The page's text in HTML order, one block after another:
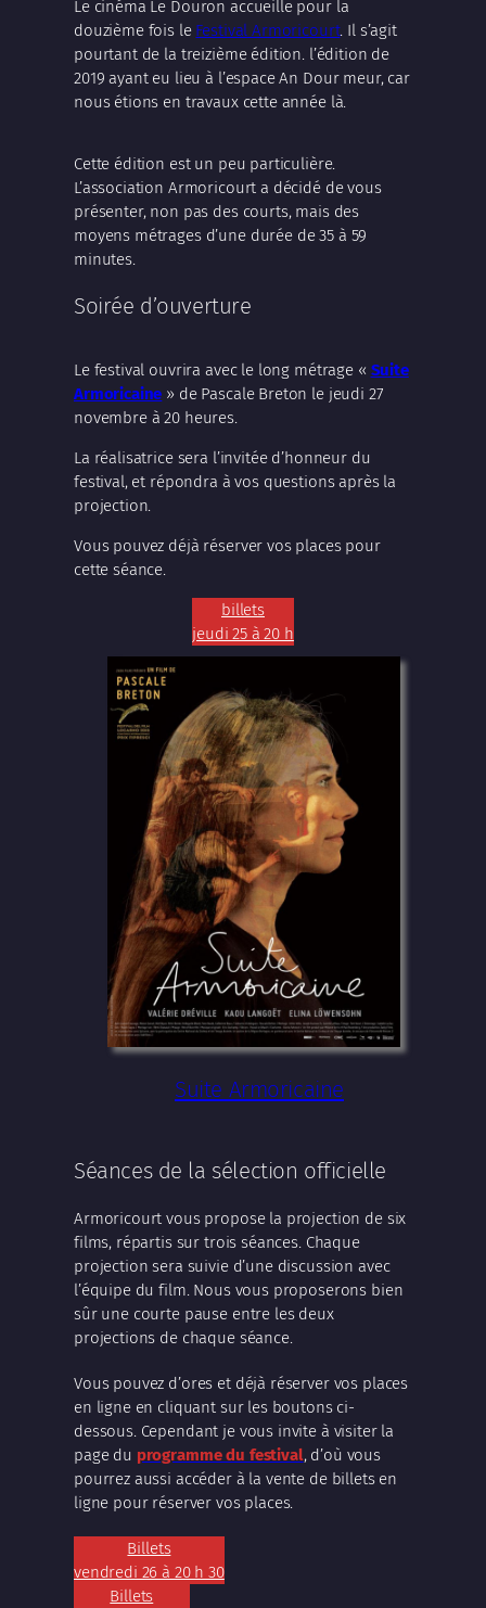
Le cinéma Le Douron accueille pour la
douzième fois le Festival Armoricourt. Il s’agit
pourtant de la treizième édition. l’édition de
2019 ayant eu lieu à l’espace An Dour meur, car
nous étions en travaux cette année là.
Cette édition est un peu particulière.
L’association Armoricourt a décidé de vous
présenter, non pas des courts, mais des
moyens métrages d’une durée de 35 à 59
minutes.
Soirée d’ouverture
Le festival ouvrira avec le long métrage « Suite
Armoricaine » de Pascale Breton le jeudi 27
novembre à 20 heures.
La réalisatrice sera l’invitée d’honneur du
festival, et répondra à vos questions après la
projection.
Vous pouvez déjà réserver vos places pour
cette séance.
billets
jeudi 25 à 20 h
Suite Armoricaine
Séances de la sélection officielle
Armoricourt vous propose la projection de six
films, répartis sur trois séances. Chaque
projection sera suivie d’une discussion avec
l’équipe du film. Nous vous proposerons bien
sûr une courte pause entre les deux
projections de chaque séance.
Vous pouvez d’ores et déjà réserver vos places
en ligne en cliquant sur les boutons ci-
dessous. Cependant je vous invite à visiter la
page du programme du festival, d’où vous
pourrez aussi accéder à la vente de billets en
ligne pour réserver vos places.
Billets
vendredi 26 à 20 h 30
Billets